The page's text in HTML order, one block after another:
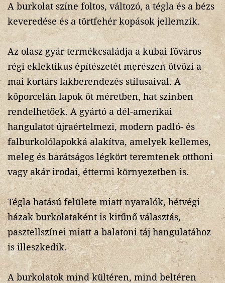
A burkolat színe foltos, változó, a tégla és a bézs
keveredése és a törtfehér kopások jellemzik.
Az olasz gyár termékcsaládja a kubai főváros
régi eklektikus építészetét merészen ötvözi a
mai kortárs lakberendezés stílusaival. A
kőporcelán lapok öt méretben, hat színben
rendelhetőek. A gyártó a dél-amerikai
hangulatot újraértelmezi, modern padló- és
falburkolólapokká alakítva, amelyek kellemes,
meleg és barátságos légkört teremtenek otthoni
vagy akár irodai, éttermi környezetben is.
Tégla hatású felülete miatt nyaralók, hétvégi
házak burkolataként is kitűnő választás,
pasztellszínei miatt a balatoni táj hangulatához
is illeszkedik.
A burkolatok mind kültéren, mind beltéren